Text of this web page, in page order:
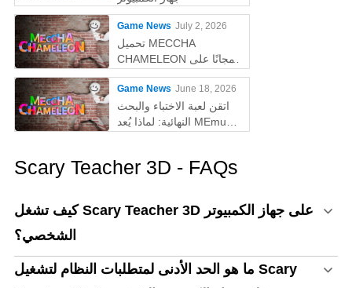
Game News July 2, 2026
تحميل MECCHA
CHAMELEON مجانًا على
الكمبيوتر
Game News June 18, 2026
اتقن لعبة الاختباء والبحث
النهائية: لماذا يُعد MEmu
على الكمبيوتر!
Scary Teacher 3D - FAQs
كيف تشغل Scary Teacher 3D على جهاز الكمبيوتر
الشخصي؟
ما هو الحد الأدنى لمتطلبات النظام لتشغيل Scary